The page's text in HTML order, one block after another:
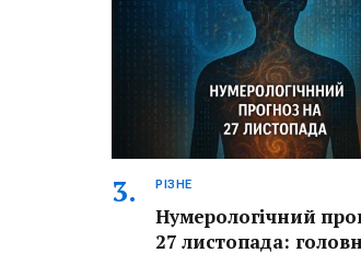
РІЗНЕ
Нумерологічний
27 листопада: